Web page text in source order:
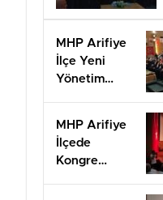
MHP Arifiye
İlçe Yeni
Yönetim
MHP Arifiye
İlçede
Kongre